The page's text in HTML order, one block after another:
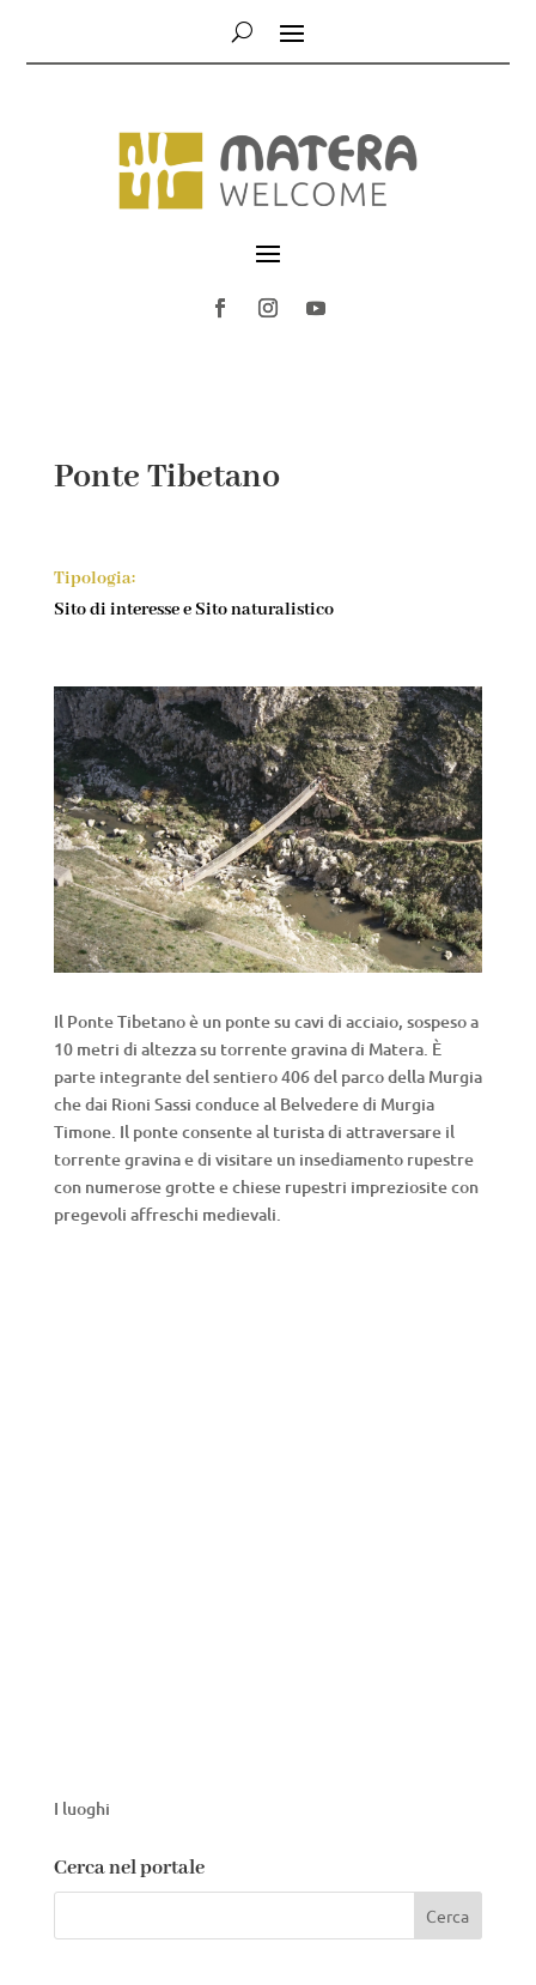
Ponte Tibetano
Tipologia:
Sito di interesse e Sito naturalistico
Il Ponte Tibetano è un ponte su cavi di acciaio, sospeso a
10 metri di altezza su torrente gravina di Matera. È
parte integrante del sentiero 406 del parco della Murgia
che dai Rioni Sassi conduce al Belvedere di Murgia
Timone. Il ponte consente al turista di attraversare il
torrente gravina e di visitare un insediamento rupestre
con numerose grotte e chiese rupestri impreziosite con
pregevoli affreschi medievali.
I luoghi
Cerca nel portale